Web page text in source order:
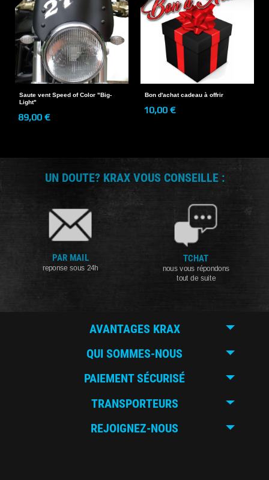
Saute vent Speed of Color "Big-
Light"
89,00 €
Bon d'achat cadeau à offrir
10,00 €
UN DOUTE? KRAX VOUS CONSEILLE :
PAR MAIL
reponse sous 24h
TCHAT
nous vous répondons
tout de suite
AVANTAGES KRAX
QUI SOMMES-NOUS
PAIEMENT SÉCURISÉ
TRANSPORTEURS
REJOIGNEZ-NOUS